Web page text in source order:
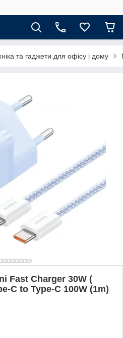
та гаджети для офісу і дому
Fast Charger 30W (
C to Type-C 100W (1m)